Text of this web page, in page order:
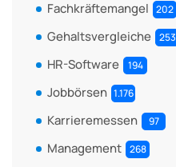
Fachkräftemangel 202
Gehaltsvergleiche 253
HR-Software 194
Jobbörsen 1.176
Karrieremessen 97
Management 268